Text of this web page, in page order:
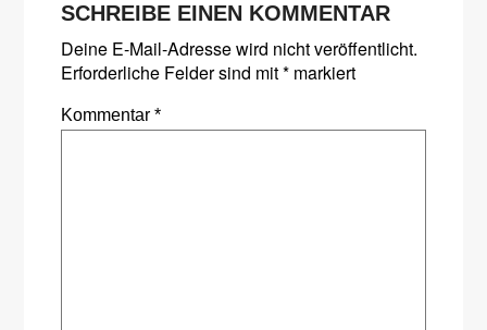
SCHREIBE EINEN KOMMENTAR
Deine E-Mail-Adresse wird nicht veröffentlicht.
Erforderliche Felder sind mit*markiert
Kommentar *